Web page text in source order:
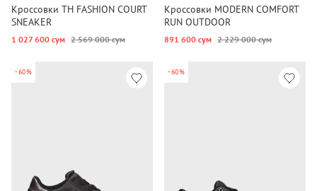
Кроссовки TH FASHION COURT
SNEAKER
1 027 600 сум 2 569 000 сум
Кроссовки MODERN COMFORT
RUN OUTDOOR
891 600 сум 2 229 000 сум
-60% -60%